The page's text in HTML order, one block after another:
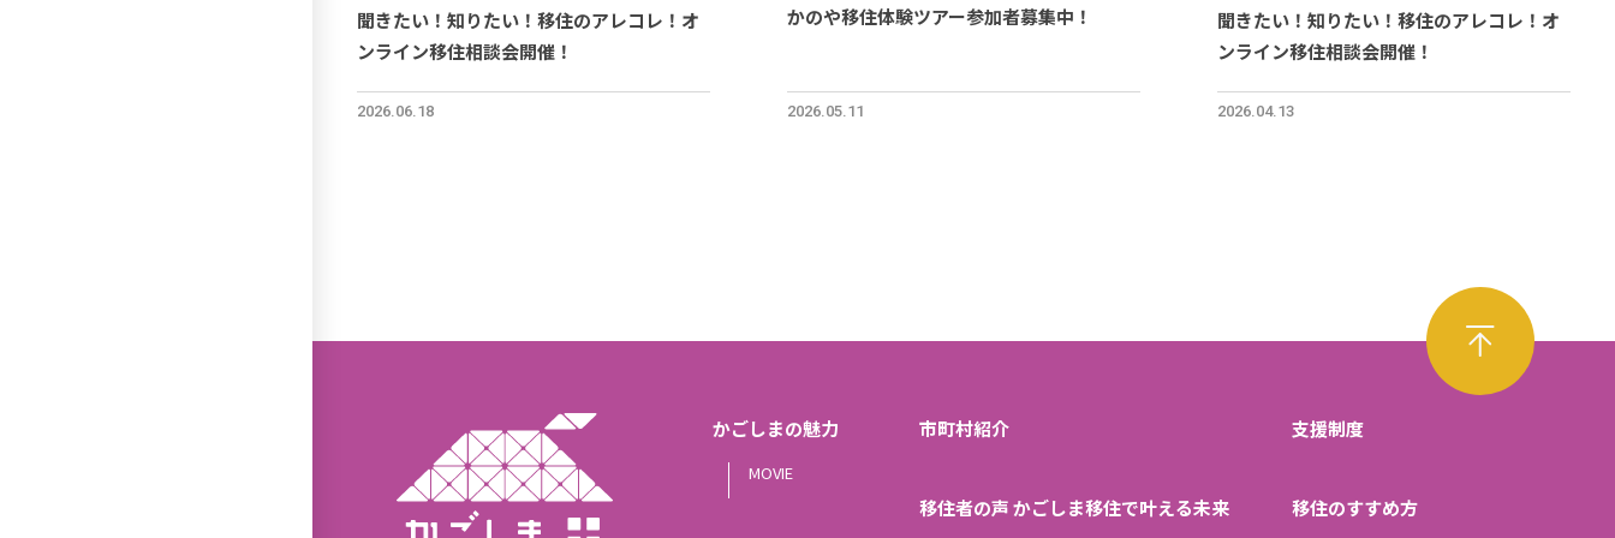
聞きたい！知りたい！移住のアレコレ！オ
ンライン移住相談会開催！
2026.06.18
かのや移住体験ツアー参加者募集中！
2026.05.11
聞きたい！知りたい！移住のアレコレ！オ
ンライン移住相談会開催！
2026.04.13
かごしまの魅力
MOVIE
市町村紹介
移住者の声 かごしま移住で叶える未来
支援制度
移住のすすめ方